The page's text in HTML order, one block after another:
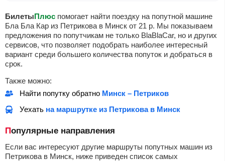
БилетыПлюс помогает найти поездку на попутной машине
Бла Бла Кар из Петрикова в Минск от 21 р. Мы показываем
предложения по попутчикам не только BlaBlaCar, но и других
сервисов, что позволяет подобрать наиболее интересный
вариант среди большего количества попуток и добраться в
срок.
Также можно:
Найти попутку обратно Минск – Петриков
Уехать на маршрутке из Петрикова в Минск
Популярные направления
Если вас интересуют другие маршруты попутных машин из
Петрикова в Минск, ниже приведен список самых